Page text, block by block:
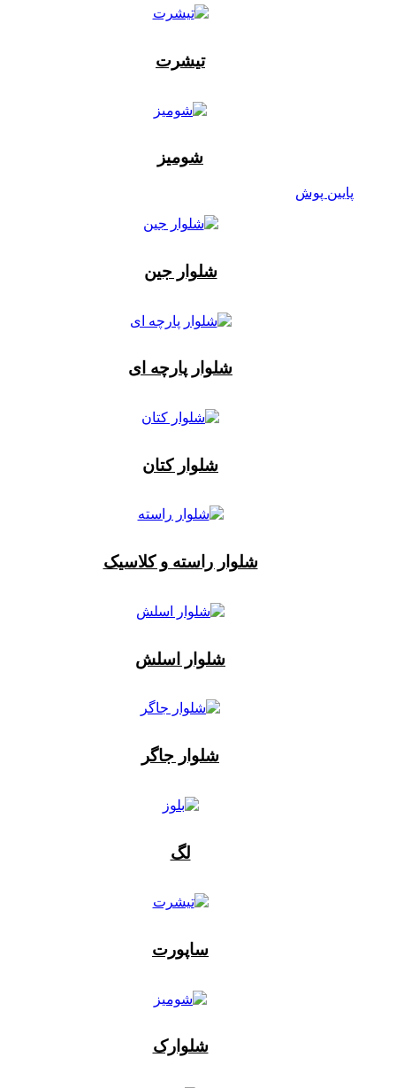
تیشرت
شومیز
پایین پوش
شلوار جین
شلوار پارچه ای
شلوار کتان
شلوار راسته و کلاسیک
شلوار اسلش
شلوار جاگر
لگ
ساپورت
شلوارک